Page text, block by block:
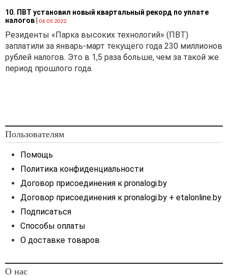
10. ПВТ установил новый квартальный рекорд по уплате
налогов| 04.05.2022
Резиденты «Парка высоких технологий» (ПВТ)
заплатили за январь-март текущего года 230 миллионов
рублей налогов. Это в 1,5 раза больше, чем за такой же
период прошлого года.
Пользователям
Помощь
Политика конфиденциальности
Договор присоединения к pronalogi.by
Договор присоединения к pronalogi.by + etalonline.by
Подписаться
Способы оплаты
О доставке товаров
О нас